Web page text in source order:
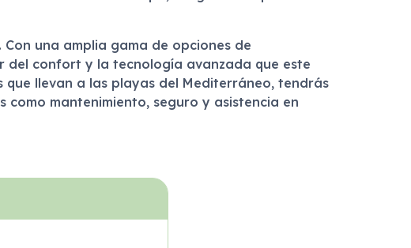
una amplia gama de opciones de
del confort y la tecnología avanzada que este
llevan a las playas del Mediterráneo, tendrás
mantenimiento, seguro y asistencia en